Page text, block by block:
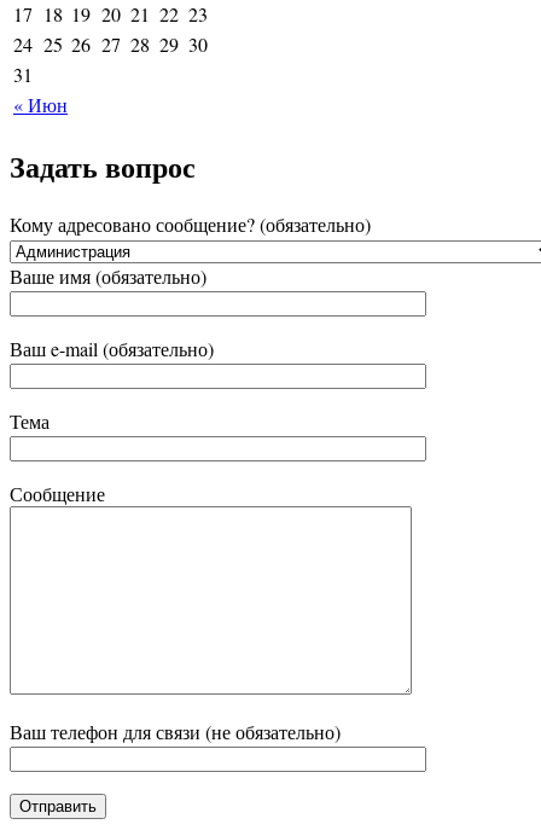
« Июн
17 18 19 20 21 22 23
24 25 26 27 28 29 30
31
Задать вопрос
Кому адресовано сообщение? (обязательно)
Ваше имя (обязательно)
Ваш e-mail (обязательно)
Тема
Сообщение
Ваш телефон для связи (не обязательно)